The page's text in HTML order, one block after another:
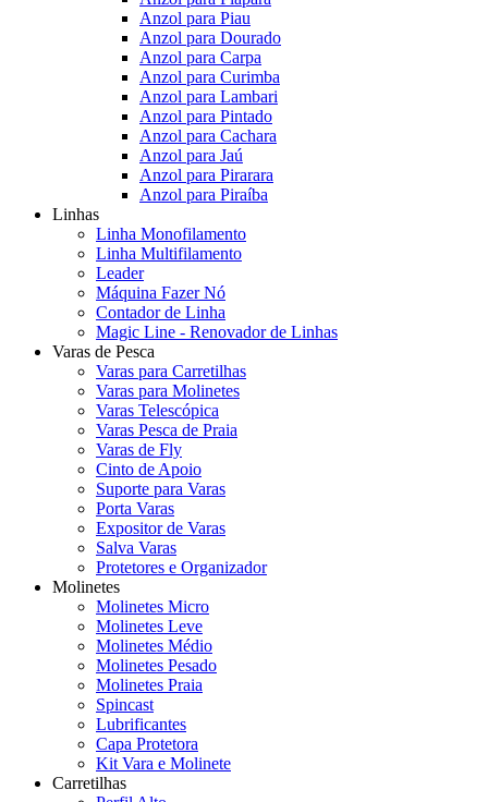
Anzol para Piau
Anzol para Dourado
Anzol para Carpa
Anzol para Curimba
Anzol para Lambari
Anzol para Pintado
Anzol para Cachara
Anzol para Jaú
Anzol para Pirarara
Anzol para Piraíba
Linhas
Linha Monofilamento
Linha Multifilamento
Leader
Máquina Fazer Nó
Contador de Linha
Magic Line - Renovador de Linhas
Varas de Pesca
Varas para Carretilhas
Varas para Molinetes
Varas Telescópica
Varas Pesca de Praia
Varas de Fly
Cinto de Apoio
Suporte para Varas
Porta Varas
Expositor de Varas
Salva Varas
Protetores e Organizador
Molinetes
Molinetes Micro
Molinetes Leve
Molinetes Médio
Molinetes Pesado
Molinetes Praia
Spincast
Lubrificantes
Capa Protetora
Kit Vara e Molinete
Carretilhas